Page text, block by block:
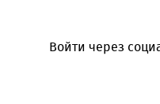
Войти через